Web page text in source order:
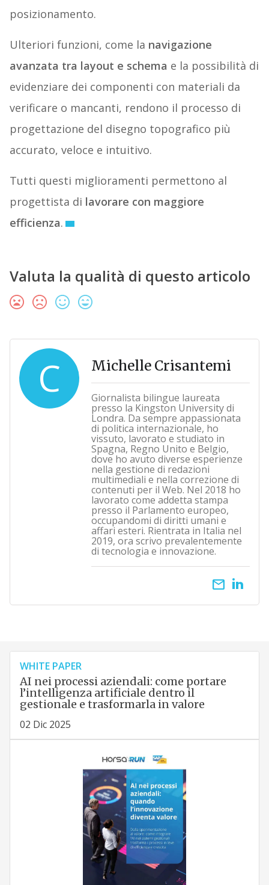
posizionamento.
Ulteriori funzioni, come la navigazione
avanzata tra layout e schema e la possibilità di
evidenziare dei componenti con materiali da
verificare o mancanti, rendono il processo di
progettazione del disegno topografico più
accurato, veloce e intuitivo.
Tutti questi miglioramenti permettono al
progettista di lavorare con maggiore
efficienza.
Valuta la qualità di questo articolo
C Michelle Crisantemi
Giornalista bilingue laureata
presso la Kingston University di
Londra. Da sempre appassionata
di politica internazionale, ho
vissuto, lavorato e studiato in
Spagna, Regno Unito e Belgio,
dove ho avuto diverse esperienze
nella gestione di redazioni
multimediali e nella correzione di
contenuti per il Web. Nel 2018 ho
lavorato come addetta stampa
presso il Parlamento europeo,
occupandomi di diritti umani e
affari esteri. Rientrata in Italia nel
2019, ora scrivo prevalentemente
di tecnologia e innovazione.
email
WHITE PAPER
AI nei processi aziendali: come portare
l’intelligenza artificiale dentro il
gestionale e trasformarla in valore
02 Dic 2025